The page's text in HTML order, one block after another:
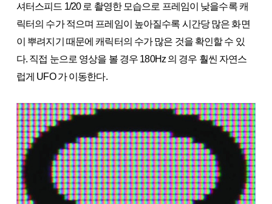
셔터스피드 1/20 로 촬영한 모습으로 프레임이 낮을수록 캐
릭터의 수가 적으며 프레임이 높아질수록 시간당 많은 화면
이 뿌려지기 때문에 캐릭터의 수가 많은 것을 확인할 수 있
다. 직접 눈으로 영상을 볼 경우 180Hz 의 경우 훨씬 자연스
럽게 UFO 가 이동한다.